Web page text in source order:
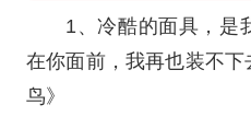
1、冷酷的面具，是
在你面前，我再也装不
鸟》